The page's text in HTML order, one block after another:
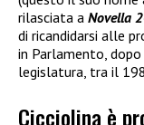
rilasciata a Novella
di ricandidarsi alle
in Parlamento,
legislatura, tra il
Cicciolina è